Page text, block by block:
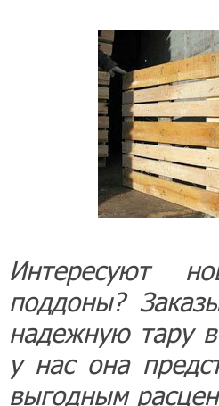
Интересуют
поддоны?
надежную тару
у нас она
выгодным